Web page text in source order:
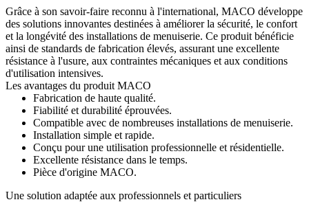
Grâce à son savoir-faire reconnu à l'international, MACO développe
des solutions innovantes destinées à améliorer la sécurité, le confort
et la longévité des installations de menuiserie. Ce produit bénéficie
ainsi de standards de fabrication élevés, assurant une excellente
résistance à l'usure, aux contraintes mécaniques et aux conditions
d'utilisation intensives.
Les avantages du produit MACO
Fabrication de haute qualité.
Fiabilité et durabilité éprouvées.
Compatible avec de nombreuses installations de menuiserie.
Installation simple et rapide.
Conçu pour une utilisation professionnelle et résidentielle.
Excellente résistance dans le temps.
Pièce d'origine MACO.
Une solution adaptée aux professionnels et particuliers